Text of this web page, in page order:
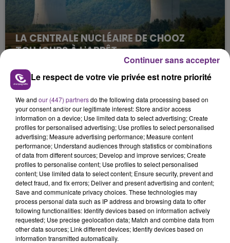
LA CENTRALE NUCLÉAIRE DE CHOOZ
TOUJOURS À L'ARRÊT
Cela fait déjà une semaine que la centrale
nucléaire ardennaise est à l'arrêt. Une situation
justifiée par la sécheresse intense qui est toujours
présente.
LE MAGASIN JOUÉCLUB DE REIMS FERME
SES PORTES
C'était l'une des institutions du centre-ville
rémois. Le magasin JouéClub est contraint de
fermer ses portes.
TITRES DIFFUSÉS
Le respect de votre vie privée est notre priorité
We and our (447) partnersdo the following data processing based on
your consent and/or our legitimate interest: Store and/or access
information on a device; Use limited data to select advertising; Create
profiles for personalised advertising; Use profiles to select personalised
advertising; Measure advertising performance; Measure content
performance; Understand audiences through statistics or combinations
of data from different sources; Develop and improve services; Create
profiles to personalise content; Use profiles to select personalised
content; Use limited data to select content; Ensure security, prevent and
detect fraud, and fix errors; Deliver and present advertising and content;
Save and communicate privacy choices. These technologies may
process personal data such as IP address and browsing data to offer
following functionalities: Identify devices based on information actively
requested; Use precise geolocation data; Match and combine data from
other data sources; Link different devices; Identify devices based on
information transmitted automatically.
Continuer sans accepter